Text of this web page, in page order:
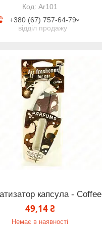
Ar101
+380 (67) 757-64-79
відділ продажу
капсула - Coffee
49,14 ₴
Немає в наявності